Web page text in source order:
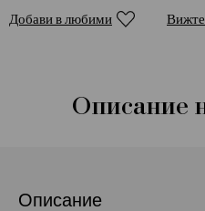
Добави в любими Вижте
Описание
Описание